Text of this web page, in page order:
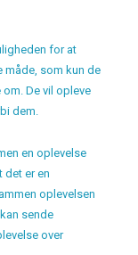
for at
måde, som kun de
De vil opleve
dem.
en oplevelse
det er en
oplevelsen
sende
over